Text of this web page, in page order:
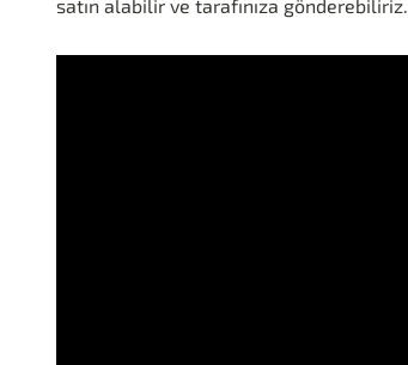
satın alabilir ve tarafınıza gönderebiliriz.